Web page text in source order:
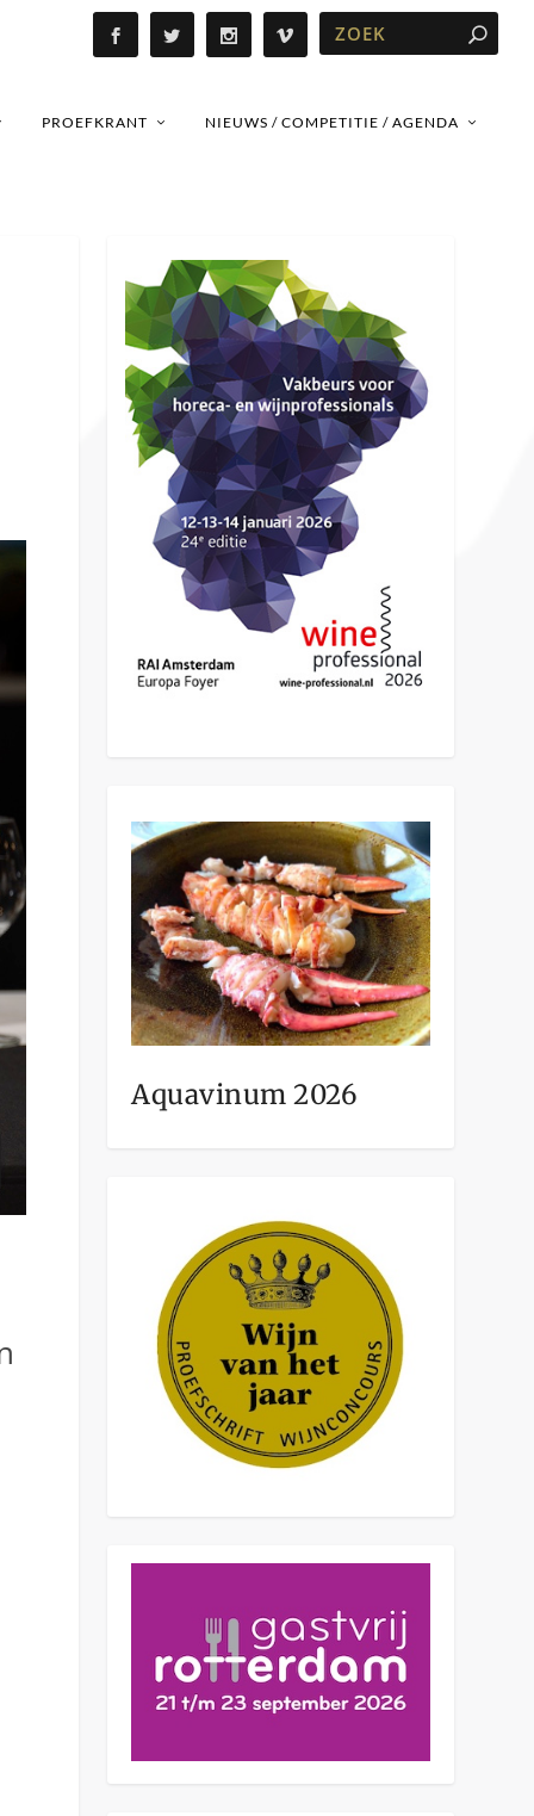
PROEFKRANT NIEUWS / COMPETITIE / AGENDA
Aquavinum 2026